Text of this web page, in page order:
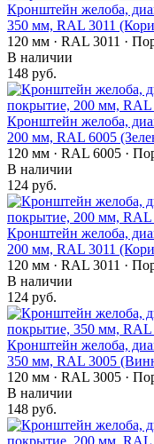
Кронштейн желоба,
350 мм, RAL 3011
120 мм · RAL 3011 ·
В наличии
148 руб.
Кронштейн желоба,
200 мм, RAL 6005
120 мм · RAL 6005 ·
В наличии
124 руб.
Кронштейн желоба,
200 мм, RAL 3011
120 мм · RAL 3011 ·
В наличии
124 руб.
Кронштейн желоба,
350 мм, RAL 3005
120 мм · RAL 3005 ·
В наличии
148 руб.